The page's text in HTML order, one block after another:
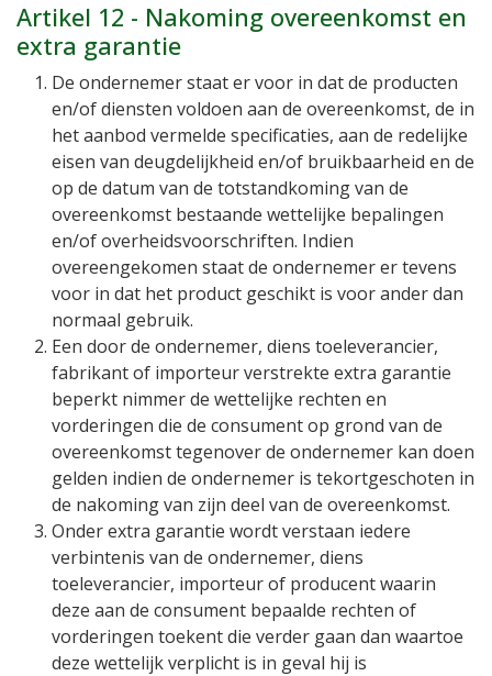
Artikel 12 - Nakoming overeenkomst en
extra garantie
De ondernemer staat er voor in dat de producten
en/of diensten voldoen aan de overeenkomst, de in
het aanbod vermelde specificaties, aan de redelijke
eisen van deugdelijkheid en/of bruikbaarheid en de
op de datum van de totstandkoming van de
overeenkomst bestaande wettelijke bepalingen
en/of overheidsvoorschriften. Indien
overeengekomen staat de ondernemer er tevens
voor in dat het product geschikt is voor ander dan
normaal gebruik.
Een door de ondernemer, diens toeleverancier,
fabrikant of importeur verstrekte extra garantie
beperkt nimmer de wettelijke rechten en
vorderingen die de consument op grond van de
overeenkomst tegenover de ondernemer kan doen
gelden indien de ondernemer is tekortgeschoten in
de nakoming van zijn deel van de overeenkomst.
Onder extra garantie wordt verstaan iedere
verbintenis van de ondernemer, diens
toeleverancier, importeur of producent waarin
deze aan de consument bepaalde rechten of
vorderingen toekent die verder gaan dan waartoe
deze wettelijk verplicht is in geval hij is